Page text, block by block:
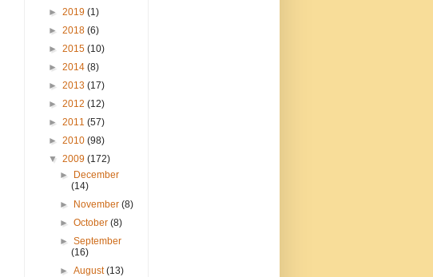
► 2019 (1)
► 2018 (6)
► 2015 (10)
► 2014 (8)
► 2013 (17)
► 2012 (12)
► 2011 (57)
► 2010 (98)
▼ 2009 (172)
►
December
(14)
►
November(8)
►October(8)
►September
(16)
►August(13)